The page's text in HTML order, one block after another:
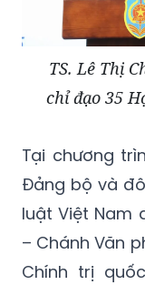
TS. Lê Thị
chỉ đạo 35
Tại chương
Đảng bộ và
luật Việt Nam
– Chánh Văn
Chính trị